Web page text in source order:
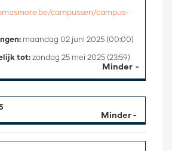
Minder
campussen/campus-
maandag 02 juni 2025 (00:00)
tot: zondag 25 mei 2025 (23:59)